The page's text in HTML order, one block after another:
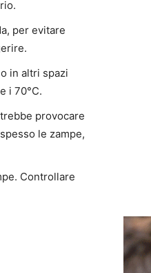
per evitare
in altri spazi
i 70°C.
provocare
le zampe,
Controllare